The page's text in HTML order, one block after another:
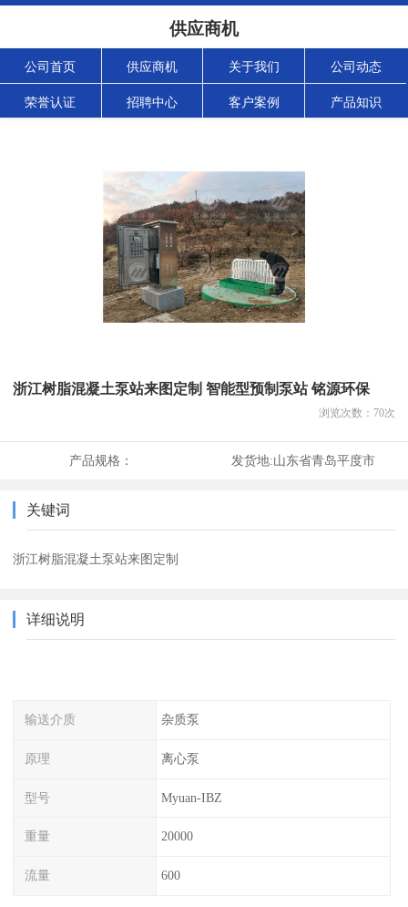
供应商机
公司首页 供应商机 关于我们 公司动态
荣誉认证 招聘中心 客户案例 产品知识
浙江树脂混凝土泵站来图定制 智能型预制泵站 铭源环保
浏览次数： 70次
产品规格： 发货地:山东省青岛平度市
关键词
浙江树脂混凝土泵站来图定制
详细说明
输送介质 杂质泵
原理 离心泵
型号 Myuan-IBZ
重量 20000
流量 600